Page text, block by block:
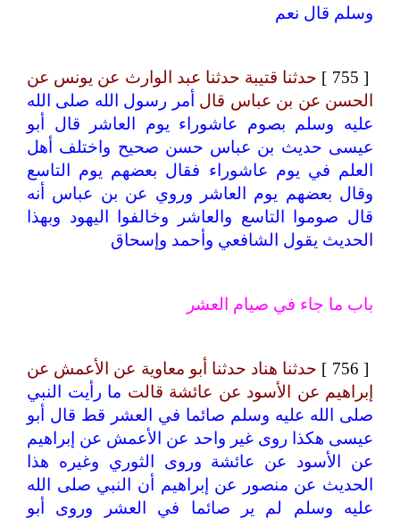
وسلم قال نعم
[ 755 ]
حدثنا قتيبة حدثنا عبد الوارث عن يونس عن
الحسن عن بن عباس قال أمر رسول الله صلى الله
عليه وسلم بصوم عاشوراء يوم العاشر قال أبو
عيسى حديث بن عباس حسن صحيح واختلف أهل
العلم في يوم عاشوراء فقال بعضهم يوم التاسع
وقال بعضهم يوم العاشر وروي عن بن عباس أنه
قال صوموا التاسع والعاشر وخالفوا اليهود وبهذا
الحديث يقول الشافعي وأحمد وإسحاق
باب ما جاء في صيام العشر
[ 756 ]
حدثنا هناد حدثنا أبو معاوية عن الأعمش عن
إبراهيم عن الأسود عن عائشة قالت ما رأيت النبي
صلى الله عليه وسلم صائما في العشر قط قال أبو
عيسى هكذا روى غير واحد عن الأعمش عن إبراهيم
عن الأسود عن عائشة وروى الثوري وغيره هذا
الحديث عن منصور عن إبراهيم أن النبي صلى الله
عليه وسلم لم ير صائما في العشر وروى أبو